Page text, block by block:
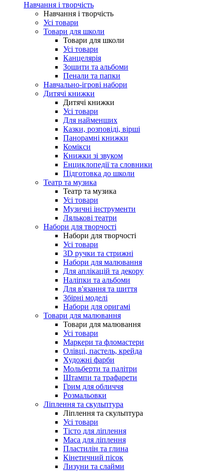
Навчання і творчість
Навчання і творчість
Усі товари
Товари для школи
Товари для школи
Усі товари
Канцелярія
Зошити та альбоми
Пенали та папки
Навчально-ігрові набори
Дитячі книжки
Дитячі книжки
Усі товари
Для найменших
Казки, розповіді, вірші
Панорамні книжки
Комікси
Книжки зі звуком
Енциклопедії та словники
Підготовка до школи
Театр та музика
Театр та музика
Усі товари
Музичні інструменти
Лялькові театри
Набори для творчості
Набори для творчості
Усі товари
3D ручки та стрижні
Набори для малювання
Для аплікацій та декору
Наліпки та альбоми
Для в'язання та шиття
Збірні моделі
Набори для оригамі
Товари для малювання
Товари для малювання
Усі товари
Маркери та фломастери
Олівці, пастель, крейда
Художні фарби
Мольберти та палітри
Штампи та трафарети
Грим для обличчя
Розмальовки
Ліплення та скульптура
Ліплення та скульптура
Усі товари
Тісто для ліплення
Маса для ліплення
Пластилін та глина
Кінетичний пісок
Лизуни та слайми